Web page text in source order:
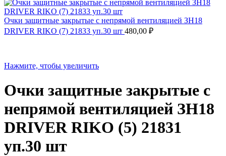
Очки защитные закрытые с непрямой вентиляцией ЗН18
DRIVER RIKO (7) 21833 уп.30 шт 480,00 ₽
Нажмите, чтобы увеличить
Очки защитные закрытые с
непрямой вентиляцией ЗН18
DRIVER RIKO (5) 21831
уп.30 шт